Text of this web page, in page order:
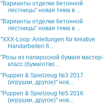
"Варианты отделки бетонной
лестницы" новая тема в ...
"Варианты отделки бетонной
лестницы" новая тема в ...
"XXX-Loop: Anleitungen für kreative
Handarbeiten 6...
"Розы из папиросной бумаги мастер-
класс (бумаготво...
"Puppen & Spielzeug №3 2017
(игрушки, другое)" нов...
"Puppen & Spielzeug №5 2016
(игрушки, другое)" нов...